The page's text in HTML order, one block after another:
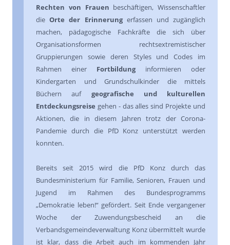
Rechten von Frauen beschäftigen, Wissenschaftler
dieOrte der Erinnerungerfassen und zugänglich
machen, pädagogische Fachkräfte die sich über
Organisationsformen rechtsextremistischer
Gruppierungen sowie deren Styles und Codes im
Rahmen einer Fortbildunginformieren oder
Kindergarten und Grundschulkinder die mittels
Büchern auf geografische und kulturellen
Entdeckungsreise gehen - das alles sind Projekte und
Aktionen, die in diesem Jahren trotz der Corona-
Pandemie durch die PfD Konz unterstützt werden
konnten.
Bereits seit 2015 wird die PfD Konz durch das
Bundesministerium für Familie, Senioren, Frauen und
Jugend im Rahmen des Bundesprogramms
„Demokratie leben!“ gefördert. Seit Ende vergangener
Woche der Zuwendungsbescheid an die
Verbandsgemeindeverwaltung Konz übermittelt wurde
ist klar, dass die Arbeit auch im kommenden Jahr